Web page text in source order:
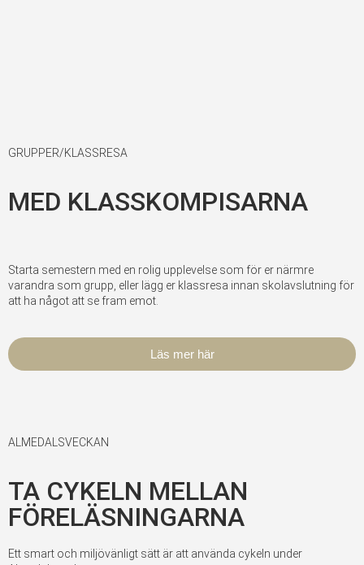
GRUPPER/KLASSRESA
MED KLASSKOMPISARNA
Starta semestern med en rolig upplevelse som för er närmre
varandra som grupp, eller lägg er klassresa innan skolavslutning för
att ha något att se fram emot.
Läs mer här
ALMEDALSVECKAN
TA CYKELN MELLAN
FÖRELÄSNINGARNA
Ett smart och miljövänligt sätt är att använda cykeln under